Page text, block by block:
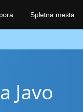
Javo
Spletna mesta